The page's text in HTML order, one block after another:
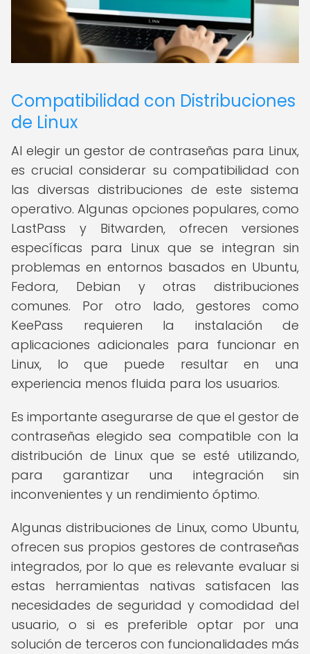
Compatibilidad con Distribuciones
de Linux
Al elegir un gestor de contraseñas para Linux,
es crucial considerar su compatibilidad con
las diversas distribuciones de este sistema
operativo. Algunas opciones populares, como
LastPass y Bitwarden, ofrecen versiones
específicas para Linux que se integran sin
problemas en entornos basados en Ubuntu,
Fedora, Debian y otras distribuciones
comunes. Por otro lado, gestores como
KeePass requieren la instalación de
aplicaciones adicionales para funcionar en
Linux, lo que puede resultar en una
experiencia menos fluida para los usuarios.
Es importante asegurarse de que el gestor de
contraseñas elegido sea compatible con la
distribución de Linux que se esté utilizando,
para garantizar una integración sin
inconvenientes y un rendimiento óptimo.
Algunas distribuciones de Linux, como Ubuntu,
ofrecen sus propios gestores de contraseñas
integrados, por lo que es relevante evaluar si
estas herramientas nativas satisfacen las
necesidades de seguridad y comodidad del
usuario, o si es preferible optar por una
solución de terceros con funcionalidades más